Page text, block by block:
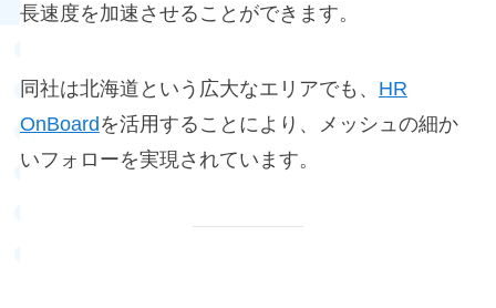
長速度を加速させることができます。
同社は北海道という広大なエリアでも、 HR
OnBoardを活用することにより、メッシュの細か
いフォローを実現されています。